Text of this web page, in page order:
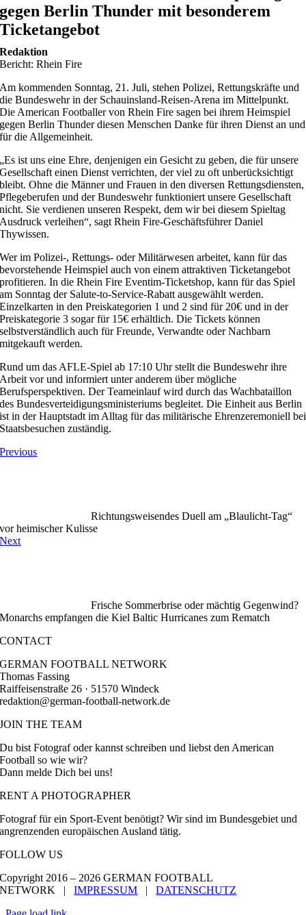
gegen Berlin Thunder mit besonderem
Ticketangebot
Redaktion
Bericht: Rhein Fire
Am kommenden Sonntag, 21. Juli, stehen Polizei, Rettungskräfte und
die Bundeswehr in der Schauinsland-Reisen-Arena im Mittelpunkt.
Die American Footballer von Rhein Fire sagen bei ihrem Heimspiel
gegen Berlin Thunder diesen Menschen Danke für ihren Dienst an und
für die Allgemeinheit.
„Es ist uns eine Ehre, denjenigen ein Gesicht zu geben, die für unsere
Gesellschaft einen Dienst verrichten, der viel zu oft unberücksichtigt
bleibt. Ohne die Männer und Frauen in den diversen Rettungsdiensten,
Pflegeberufen und der Bundeswehr funktioniert unsere Gesellschaft
nicht. Sie verdienen unseren Respekt, dem wir bei diesem Spieltag
Ausdruck verleihen“, sagt Rhein Fire-Geschäftsführer Daniel
Thywissen.
Wer im Polizei-, Rettungs- oder Militärwesen arbeitet, kann für das
bevorstehende Heimspiel auch von einem attraktiven Ticketangebot
profitieren. In die Rhein Fire Eventim-Ticketshop, kann für das Spiel
am Sonntag der Salute-to-Service-Rabatt ausgewählt werden.
Einzelkarten in den Preiskategorien 1 und 2 sind für 20€ und in der
Preiskategorie 3 sogar für 15€ erhältlich. Die Tickets können
selbstverständlich auch für Freunde, Verwandte oder Nachbarn
mitgekauft werden.
Rund um das AFLE-Spiel ab 17:10 Uhr stellt die Bundeswehr ihre
Arbeit vor und informiert unter anderem über mögliche
Berufsperspektiven. Der Teameinlauf wird durch das Wachbataillon
des Bundesverteidigungsministeriums begleitet. Die Einheit aus Berlin
ist in der Hauptstadt im Alltag für das militärische Ehrenzeremoniell bei
Staatsbesuchen zuständig.
Previous
Richtungsweisendes Duell am „Blaulicht-Tag“
vor heimischer Kulisse
Next
Frische Sommerbrise oder mächtig Gegenwind?
Monarchs empfangen die Kiel Baltic Hurricanes zum Rematch
CONTACT
GERMAN FOOTBALL NETWORK
Thomas Fassing
Raiffeisenstraße 26 · 51570 Windeck
redaktion@german-football-network.de
JOIN THE TEAM
Du bist Fotograf oder kannst schreiben und liebst den American
Football so wie wir?
Dann melde Dich bei uns!
RENT A PHOTOGRAPHER
Fotograf für ein Sport-Event benötigt? Wir sind im Bundesgebiet und
angrenzenden europäischen Ausland tätig.
FOLLOW US
Copyright 2016 – 2026 GERMAN FOOTBALL
NETWORK |IMPRESSUM |DATENSCHUTZ